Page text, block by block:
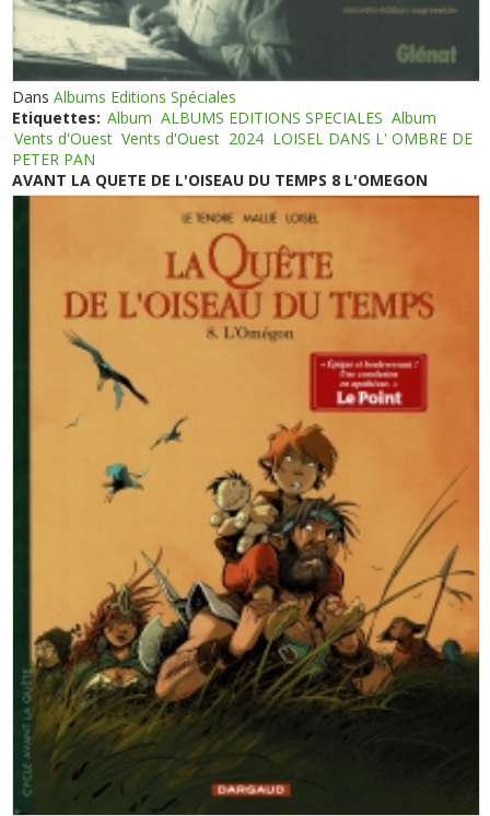
DansAlbums Editions Spéciales
Etiquettes: Album ALBUMS EDITIONS SPECIALES Album
Vents d'Ouest Vents d'Ouest 2024 LOISEL DANS L' OMBRE DE
PETER PAN
AVANT LA QUETE DE L'OISEAU DU TEMPS 8 L'OMEGON